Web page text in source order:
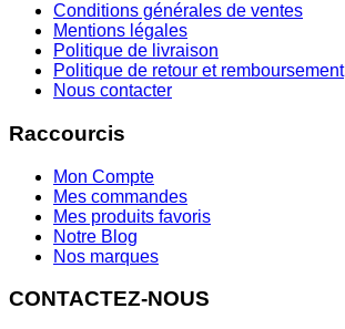
Conditions générales de ventes
Mentions légales
Politique de livraison
Politique de retour et remboursement
Nous contacter
Raccourcis
Mon Compte
Mes commandes
Mes produits favoris
Notre Blog
Nos marques
CONTACTEZ-NOUS